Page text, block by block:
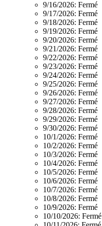
9/16/2026: Fermé
9/17/2026: Fermé
9/18/2026: Fermé
9/19/2026: Fermé
9/20/2026: Fermé
9/21/2026: Fermé
9/22/2026: Fermé
9/23/2026: Fermé
9/24/2026: Fermé
9/25/2026: Fermé
9/26/2026: Fermé
9/27/2026: Fermé
9/28/2026: Fermé
9/29/2026: Fermé
9/30/2026: Fermé
10/1/2026: Fermé
10/2/2026: Fermé
10/3/2026: Fermé
10/4/2026: Fermé
10/5/2026: Fermé
10/6/2026: Fermé
10/7/2026: Fermé
10/8/2026: Fermé
10/9/2026: Fermé
10/10/2026: Fermé